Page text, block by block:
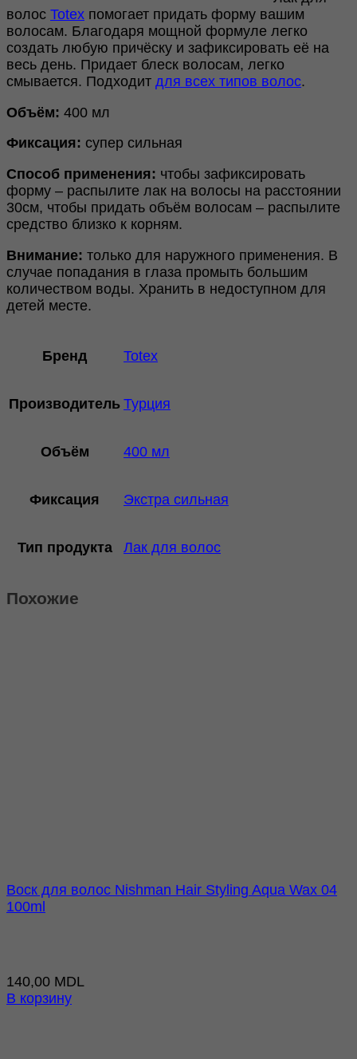
волос Totex помогает придать форму вашим
волосам. Благодаря мощной формуле легко
создать любую причёску и зафиксировать её на
весь день. Придает блеск волосам, легко
смывается. Подходит для всех типов волос.
Объём: 400 мл
Фиксация: супер сильная
Способ применения: чтобы зафиксировать
форму – распылите лак на волосы на расстоянии
30см, чтобы придать объём волосам – распылите
средство близко к корням.
Внимание: только для наружного применения. В
случае попадания в глаза промыть большим
количеством воды. Хранить в недоступном для
детей месте.
Бренд Totex
Производитель Турция
Объём 400 мл
Фиксация Экстра сильная
Тип продукта Лак для волос
Похожие
Воск для волос Nishman Hair Styling Aqua Wax 04
100ml
140,00 MDL
В корзину